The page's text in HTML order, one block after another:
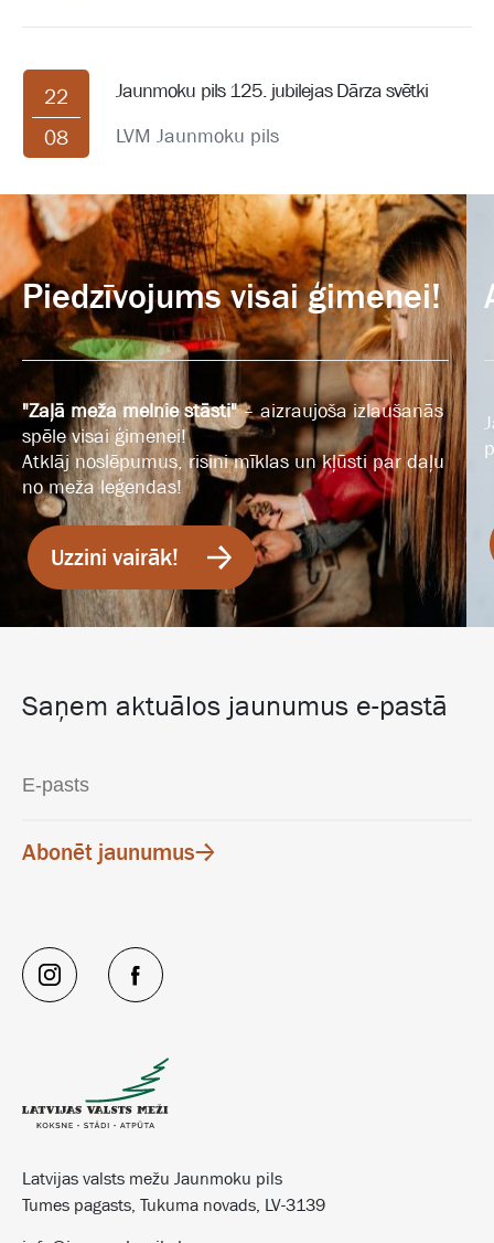
22
08
Jaunmoku pils 125. jubilejas Dārza svētki
LVM Jaunmoku pils
Piedzīvojums visai ģimenei!
"Zaļā meža melnie stāsti"– aizraujoša izlaušanās
spēle visai ģimenei!
Atklāj noslēpumus, risini mīklas un kļūsti par daļu
no meža leģendas!
Uzzini vairāk!
Latvijas valsts mežu Jaunmoku pils
Tumes pagasts, Tukuma novads, LV-3139
Saņem aktuālos jaunumus e-pastā
Abonēt jaunumus